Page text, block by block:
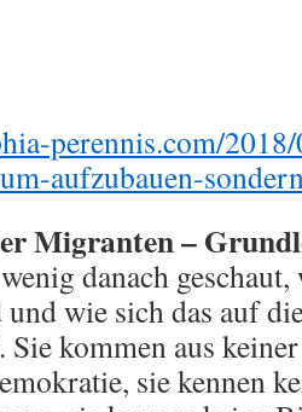
perennis.com/
aufzubauen-
Migranten –
danach geschaut,
wie sich das auf
kommen aus
sie kennen